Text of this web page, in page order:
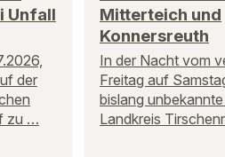
Unfall
der
zu …
Mitterteich und
Konnersreuth
In der Nacht vom
Freitag auf
bislang
Landkreis